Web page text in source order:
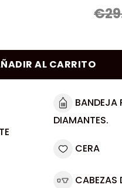
AL CARRITO
BANDEJA
DIAMANTES.
CERA
CABEZAS